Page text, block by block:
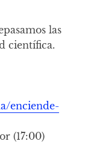
las
científica.
enciende-
(17:00)